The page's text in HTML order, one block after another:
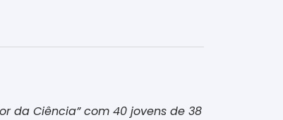
da Ciência” com 40 jovens de 38